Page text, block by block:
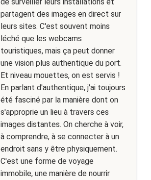
partagent des images en direct sur
leurs sites. C'est souvent moins
léché que les webcams
touristiques, mais ça peut donner
une vision plus authentique du port.
Et niveau mouettes, on est servis !
En parlant d'authentique, j'ai toujours
été fasciné par la manière dont on
s'approprie un lieu à travers ces
images distantes. On cherche à voir,
à comprendre, à se connecter à un
endroit sans y être physiquement.
C'est une forme de voyage
immobile, une manière de nourrir